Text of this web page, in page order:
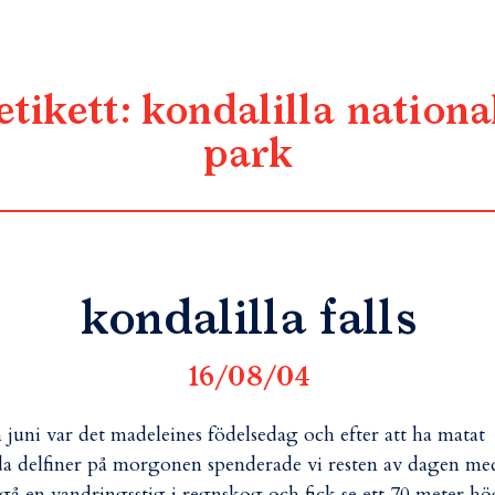
kondalilla
park
kondalilla falls
16/08/04
juni var det madeleines födelsedag och efter att ha matat
delfiner på morgonen spenderade vi resten av dagen